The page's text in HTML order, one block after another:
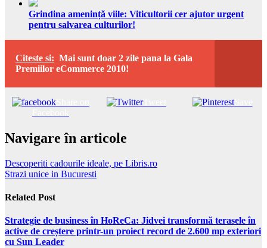
Grindina amenință viile: Viticultorii cer ajutor urgent
pentru salvarea culturilor!
Citeste si: Mai sunt doar 2 zile pana la Gala
Premiilor eCommerce 2010!
Tweet Save
Navigare în articole
Descoperiti cadourile ideale, pe Libris.ro
Strazi unice in Bucuresti
Related Post
Strategie de business în HoReCa: Jidvei transformă terasele în
active de creștere printr-un proiect record de 2.600 mp exteriori
cu Sun Leader